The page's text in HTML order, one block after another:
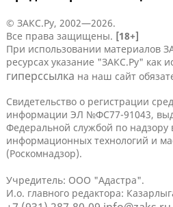
© ЗАКС.Ру, 2002—2026.
Все права защищены. [18+]
При использовании материалов
ресурсах указание "ЗАКС.Ру" как
гиперссылка на наш сайт
Свидетельство о регистрации
информации ЭЛ №ФС77-91043,
Федеральной службой по надзору
информационных технологий и
(Роскомнадзор).
Учредитель: ООО "Адастра".
И.о. главного редактора: